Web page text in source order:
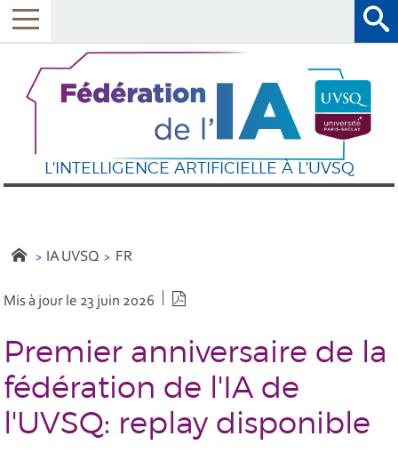
L'INTELLIGENCE ARTIFICIELLE À L'UVSQ
IA UVSQ FR
Mis à jour le 23 juin 2026
Premier anniversaire de la
fédération de l'IA de
l'UVSQ: replay disponible